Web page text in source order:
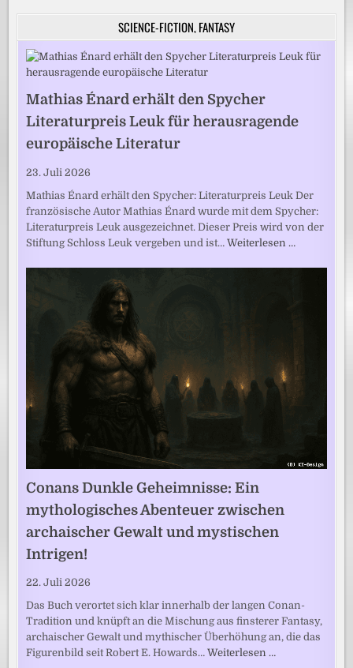
SCIENCE-FICTION, FANTASY
Mathias Énard erhält den Spycher
Literaturpreis Leuk für herausragende
europäische Literatur
23. Juli 2026
Mathias Énard erhält den Spycher: Literaturpreis Leuk Der
französische Autor Mathias Énard wurde mit dem Spycher:
Literaturpreis Leuk ausgezeichnet. Dieser Preis wird von der
Stiftung Schloss Leuk vergeben und ist…Weiterlesen …
Conans Dunkle Geheimnisse: Ein
mythologisches Abenteuer zwischen
archaischer Gewalt und mystischen
Intrigen!
22. Juli 2026
Das Buch verortet sich klar innerhalb der langen Conan-
Tradition und knüpft an die Mischung aus finsterer Fantasy,
archaischer Gewalt und mythischer Überhöhung an, die das
Figurenbild seit Robert E. Howards…Weiterlesen …